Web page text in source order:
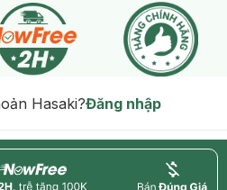
Hasaki?Đăng nhập